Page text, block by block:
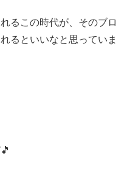
るこの時代が、そのブロ
るといいなと思っていま